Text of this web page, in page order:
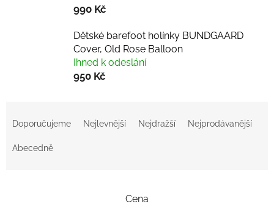
990 Kč
Dětské barefoot holínky BUNDGAARD
Cover, Old Rose Balloon
Ihned k odeslání
950 Kč
e
Doporučujeme Nejlevnější Nejdražší Nejprodávanější
Abecedně
Cena